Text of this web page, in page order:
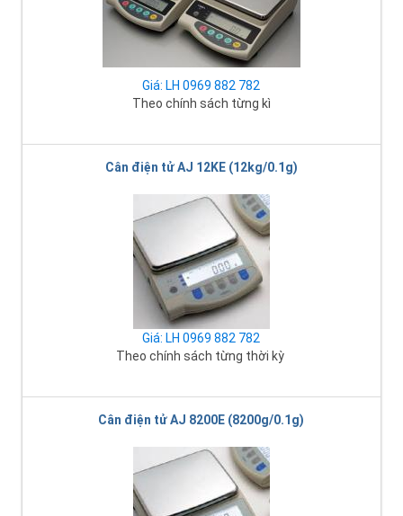
Giá: LH 0969 882 782
Theo chính sách từng kì
Cân điện tử AJ 12KE (12kg/0.1g)
Giá: LH 0969 882 782
Theo chính sách từng thời kỳ
Cân điện tử AJ 8200E (8200g/0.1g)